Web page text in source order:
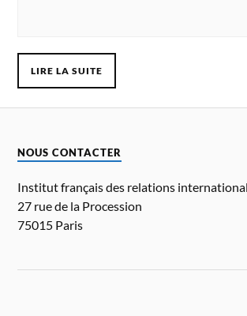
LIRE LA SUITE
NOUS CONTACTER
Institut français des relations
27 rue de la Procession
75015 Paris